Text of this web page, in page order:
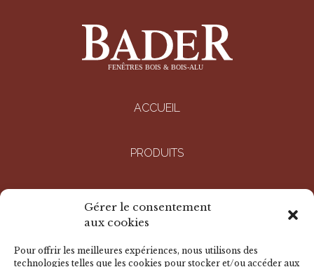
Gérer le consentement
aux cookies
Pour offrir les meilleures expériences, nous utilisons des
technologies telles que les cookies pour stocker et/ou accéder aux
ACCUEIL
PRODUITS